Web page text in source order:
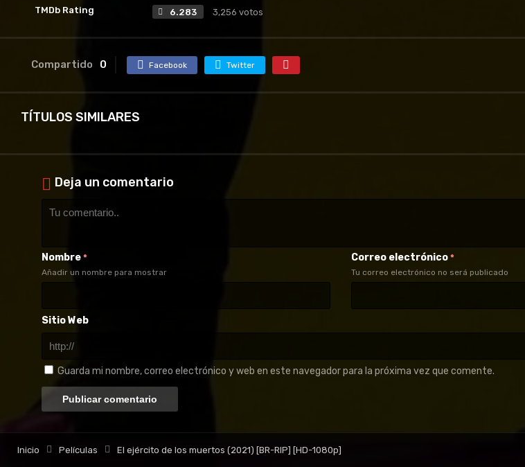
TMDb Rating 6.283 3,256 votos
Compartido 0 Facebook Twitter
TÍTULOS SIMILARES
Deja un comentario
Nombre *
Añadir un nombre para mostrar
Correo electrónico *
Tu correo electrónico no será publicado
Sitio Web
Guarda mi nombre, correo electrónico y web en este navegador para la próxima vez que comente.
Inicio Películas El ejército de los muertos (2021) [BR-RIP] [HD-1080p]